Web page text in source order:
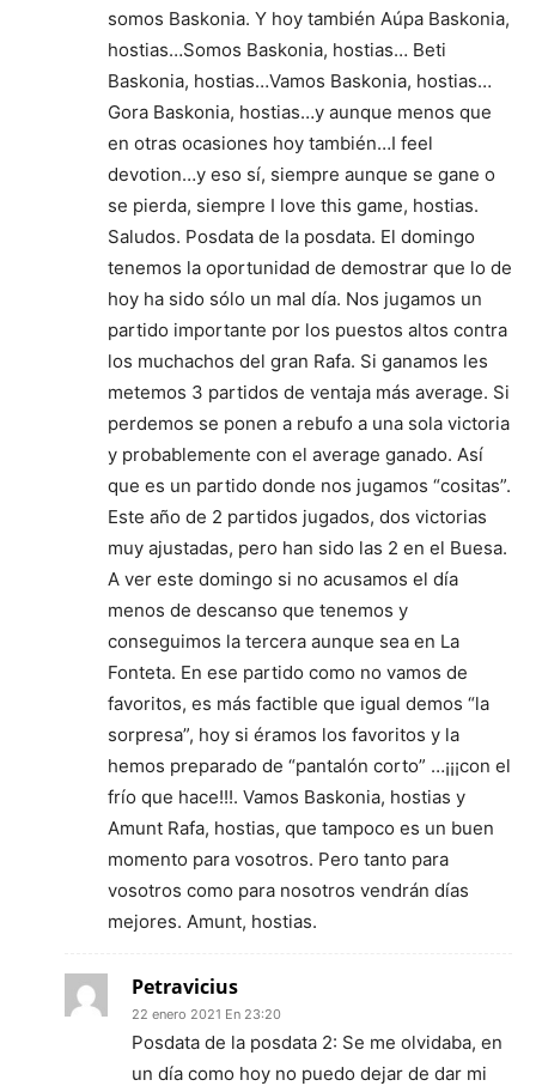
somos Baskonia. Y hoy también Aúpa Baskonia,
hostias…Somos Baskonia, hostias… Beti
Baskonia, hostias…Vamos Baskonia, hostias…
Gora Baskonia, hostias…y aunque menos que
en otras ocasiones hoy también…I feel
devotion…y eso sí, siempre aunque se gane o
se pierda, siempre I love this game, hostias.
Saludos. Posdata de la posdata. El domingo
tenemos la oportunidad de demostrar que lo de
hoy ha sido sólo un mal día. Nos jugamos un
partido importante por los puestos altos contra
los muchachos del gran Rafa. Si ganamos les
metemos 3 partidos de ventaja más average. Si
perdemos se ponen a rebufo a una sola victoria
y probablemente con el average ganado. Así
que es un partido donde nos jugamos “cositas”.
Este año de 2 partidos jugados, dos victorias
muy ajustadas, pero han sido las 2 en el Buesa.
A ver este domingo si no acusamos el día
menos de descanso que tenemos y
conseguimos la tercera aunque sea en La
Fonteta. En ese partido como no vamos de
favoritos, es más factible que igual demos “la
sorpresa”, hoy si éramos los favoritos y la
hemos preparado de “pantalón corto” …¡¡¡con el
frío que hace!!!. Vamos Baskonia, hostias y
Amunt Rafa, hostias, que tampoco es un buen
momento para vosotros. Pero tanto para
vosotros como para nosotros vendrán días
mejores. Amunt, hostias.
Petravicius
22 enero 2021 En 23:20
Posdata de la posdata 2: Se me olvidaba, en
un día como hoy no puedo dejar de dar mi